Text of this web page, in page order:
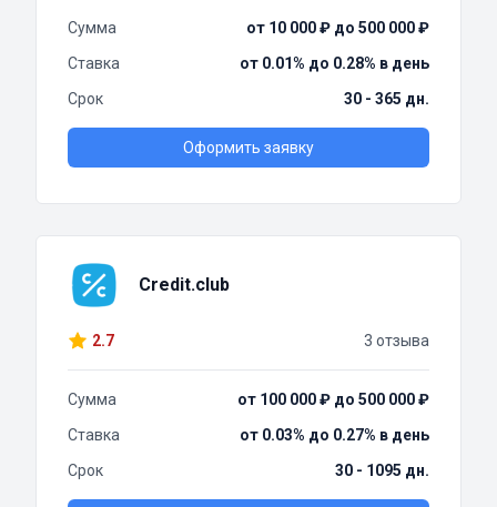
Сумма
от 10 000 ₽ до 500 000 ₽
Ставка
от 0.01% до 0.28% в день
Срок
30 - 365 дн.
Оформить заявку
Credit.club
2.7 3 отзыва
Сумма
от 100 000 ₽ до 500 000 ₽
Ставка
от 0.03% до 0.27% в день
Срок
30 - 1095 дн.